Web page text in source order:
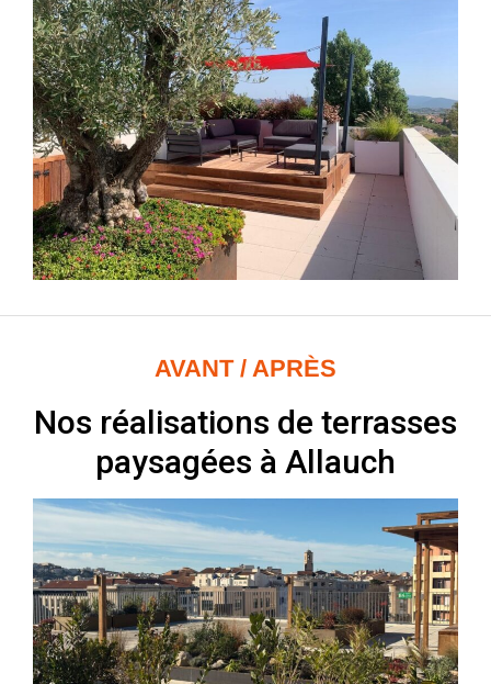
AVANT / APRÈS
Nos réalisations de terrasses
paysagées à Allauch